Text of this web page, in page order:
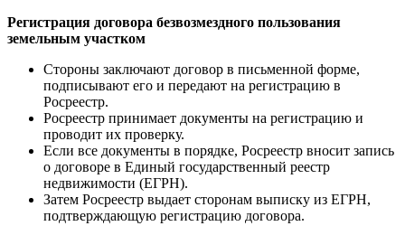
Регистрация договора безвозмездного пользования
земельным участком
Стороны заключают договор в письменной форме,
подписывают его и передают на регистрацию в
Росреестр.
Росреестр принимает документы на регистрацию и
проводит их проверку.
Если все документы в порядке, Росреестр вносит запись
о договоре в Единый государственный реестр
недвижимости (ЕГРН).
Затем Росреестр выдает сторонам выписку из ЕГРН,
подтверждающую регистрацию договора.